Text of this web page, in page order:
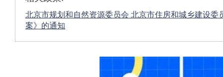
北京市规划和自然资源委员会 北京市住房和城乡建设委
案》的通知